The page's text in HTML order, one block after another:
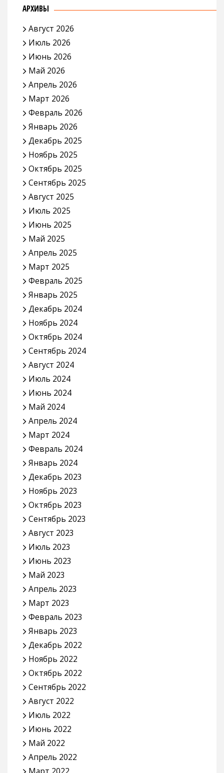
АРХИВЫ
Август 2026
Июль 2026
Июнь 2026
Май 2026
Апрель 2026
Март 2026
Февраль 2026
Январь 2026
Декабрь 2025
Ноябрь 2025
Октябрь 2025
Сентябрь 2025
Август 2025
Июль 2025
Июнь 2025
Май 2025
Апрель 2025
Март 2025
Февраль 2025
Январь 2025
Декабрь 2024
Ноябрь 2024
Октябрь 2024
Сентябрь 2024
Август 2024
Июль 2024
Июнь 2024
Май 2024
Апрель 2024
Март 2024
Февраль 2024
Январь 2024
Декабрь 2023
Ноябрь 2023
Октябрь 2023
Сентябрь 2023
Август 2023
Июль 2023
Июнь 2023
Май 2023
Апрель 2023
Март 2023
Февраль 2023
Январь 2023
Декабрь 2022
Ноябрь 2022
Октябрь 2022
Сентябрь 2022
Август 2022
Июль 2022
Июнь 2022
Май 2022
Апрель 2022